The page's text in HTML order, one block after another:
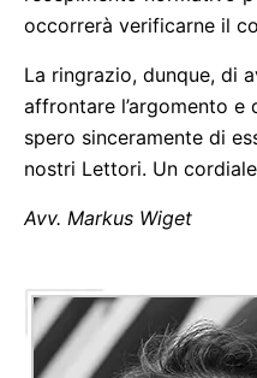
occorrerà verificarne il
La ringrazio, dunque, di
affrontare l’argomento
spero sinceramente di
nostri Lettori. Un
Avv. Markus Wiget